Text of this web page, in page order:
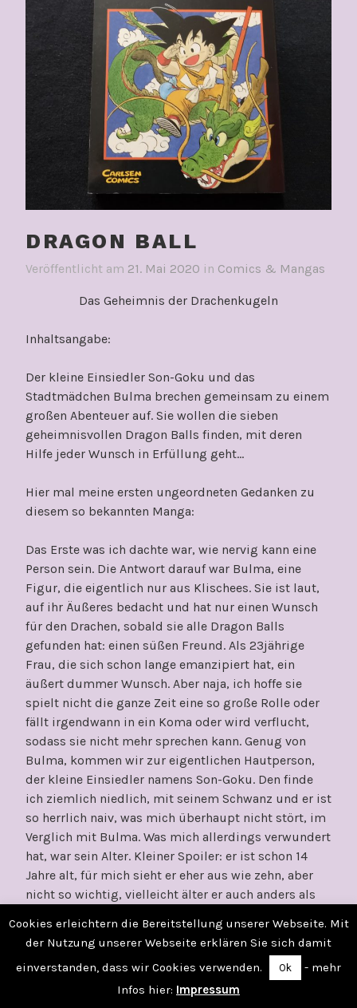
DRAGON BALL
Veröffentlicht am 21. Mai 2020 in Comics & Mangas
Das Geheimnis der Drachenkugeln
Inhaltsangabe:
Der kleine Einsiedler Son-Goku und das
Stadtmädchen Bulma brechen gemeinsam zu einem
großen Abenteuer auf. Sie wollen die sieben
geheimnisvollen Dragon Balls finden, mit deren
Hilfe jeder Wunsch in Erfüllung geht…
Hier mal meine ersten ungeordneten Gedanken zu
diesem so bekannten Manga:
Das Erste was ich dachte war, wie nervig kann eine
Person sein. Die Antwort darauf war Bulma, eine
Figur, die eigentlich nur aus Klischees. Sie ist laut,
auf ihr Äußeres bedacht und hat nur einen Wunsch
für den Drachen, sobald sie alle Dragon Balls
gefunden hat: einen süßen Freund. Als 23jährige
Frau, die sich schon lange emanzipiert hat, ein
äußert dummer Wunsch. Aber naja, ich hoffe sie
spielt nicht die ganze Zeit eine so große Rolle oder
fällt irgendwann in ein Koma oder wird verflucht,
sodass sie nicht mehr sprechen kann. Genug von
Bulma, kommen wir zur eigentlichen Hautperson,
der kleine Einsiedler namens Son-Goku. Den finde
ich ziemlich niedlich, mit seinem Schwanz und er ist
so herrlich naiv, was mich überhaupt nicht stört, im
Verglich mit Bulma. Was mich allerdings verwundert
hat, war sein Alter. Kleiner Spoiler: er ist schon 14
Jahre alt, für mich sieht er eher aus wie zehn, aber
nicht so wichtig, vielleicht älter er auch anders als
So jetzt zum inhaltlichen Teil: in ersten Teil erlebt
das ungleiche Paar schon einige Abenteuer, die
allesamt sehr unterhaltsam sind, jedoch sehr
Cookies erleichtern die Bereitstellung unserer Webseite. Mit
der Nutzung unserer Webseite erklären Sie sich damit
einverstanden, dass wir Cookies verwenden.
Ok
- mehr
Infos hier: Impressum